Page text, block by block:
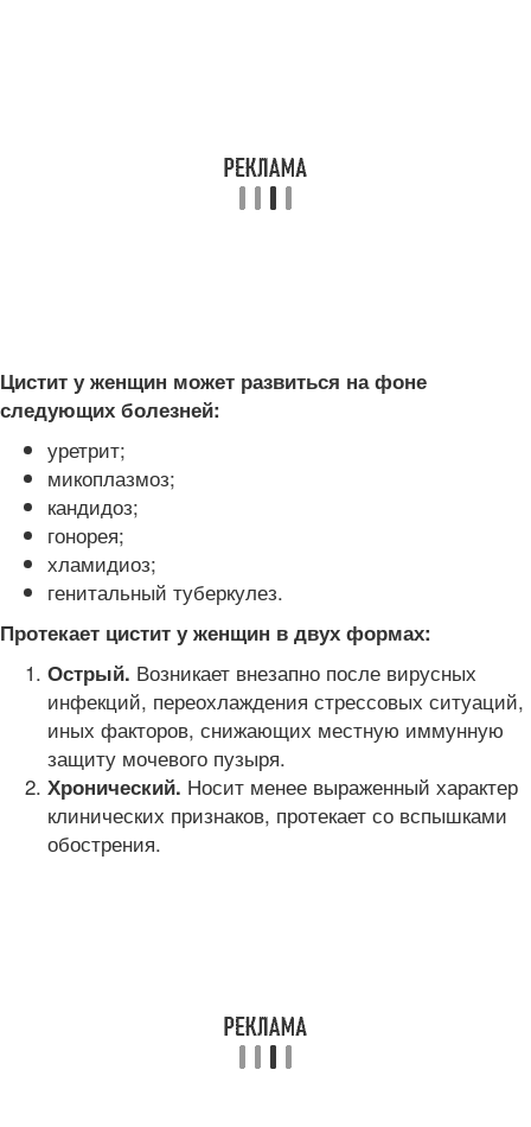
Цистит у женщин может развиться на фоне
следующих болезней:
уретрит;
микоплазмоз;
кандидоз;
гонорея;
хламидиоз;
генитальный туберкулез.
Протекает цистит у женщин в двух формах:
Острый. Возникает внезапно после вирусных
инфекций, переохлаждения стрессовых ситуаций,
иных факторов, снижающих местную иммунную
защиту мочевого пузыря.
Хронический. Носит менее выраженный характер
клинических признаков, протекает со вспышками
обострения.